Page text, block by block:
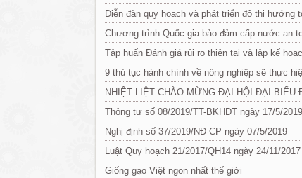
Diễn đàn quy hoạch và phát triển đô thị
Chương trình Quốc gia bảo đảm cấp nước an
Tập huấn Đánh giá rủi ro thiên tai và lập kế
9 thủ tục hành chính về nông nghiệp sẽ thực
NHIỆT LIỆT CHÀO MỪNG ĐẠI HỘI ĐẠI BIỂU
Thông tư số 08/2019/TT-BKHĐT ngày 17/5/2019
Nghị định số 37/2019/NĐ-CP ngày 07/5/2019
Luật Quy hoạch 21/2017/QH14 ngày 24/11/2017
Giống gạo Việt ngon nhất thế giới